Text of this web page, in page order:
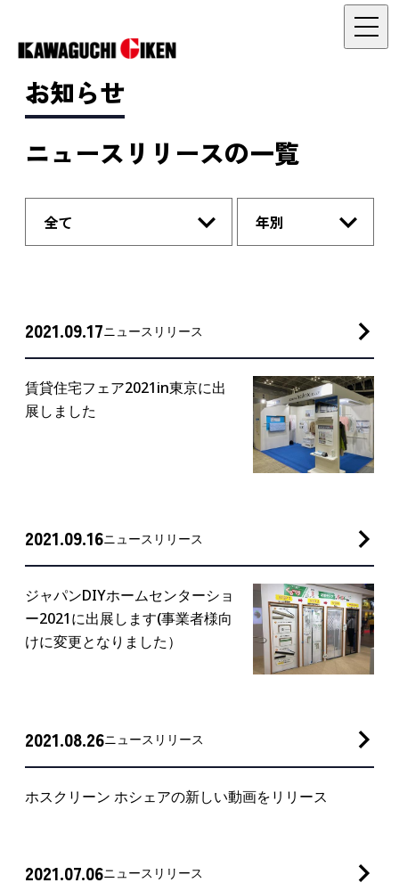
お知らせ
ニュースリリースの一覧
全て 年別
2021.09.17ニュースリリース
賃貸住宅フェア2021in東京に出
展しました
2021.09.16ニュースリリース
ジャパンDIYホームセンターショ
ー2021に出展します(事業者様向
けに変更となりました）
2021.08.26ニュースリリース
ホスクリーン ホシェアの新しい動画をリリース
2021.07.06ニュースリリース